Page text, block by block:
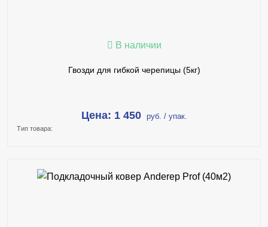
В наличии
Гвозди для гибкой черепицы (5кг)
Цена: 1 450 руб. / упак.
Тип товара:
В КОРЗИНУ